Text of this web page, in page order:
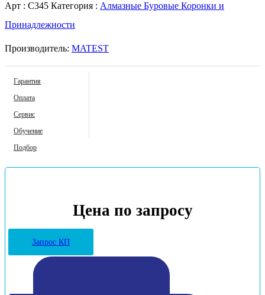
Арт : C345 Категория : Алмазные Буровые Коронки и
Принадлежности
Производитель: MATEST
Гарантия
Оплата
Сервис
Обучение
Подбор
Цена по запросу
Запрос КП